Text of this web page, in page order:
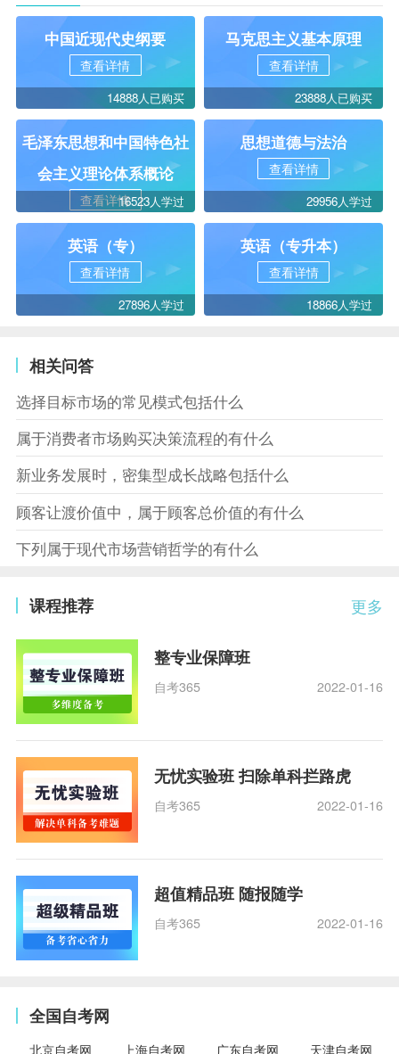
中国近现代史纲要
查看详情
14888人已购买
马克思主义基本原理
查看详情
23888人已购买
毛泽东思想和中国特色社
会主义理论体系概论
查看详情16523人学过
思想道德与法治
查看详情
29956人学过
英语（专）
查看详情
27896人学过
英语（专升本）
查看详情
18866人学过
相关问答
选择目标市场的常见模式包括什么
属于消费者市场购买决策流程的有什么
新业务发展时，密集型成长战略包括什么
顾客让渡价值中，属于顾客总价值的有什么
下列属于现代市场营销哲学的有什么
更多
课程推荐
整专业保障班
自考365 2022-01-16
无忧实验班 扫除单科拦路虎
自考365 2022-01-16
超值精品班 随报随学
自考365 2022-01-16
全国自考网
北京自考网 上海自考网 广东自考网 天津自考网